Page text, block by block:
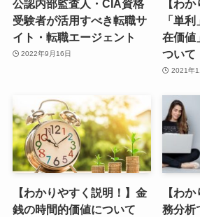
公認内部監査人・CIA資格
受験者が活用すべき転職サ
イト・転職エージェント
2022年9月16日
【わ
「単
在価値
ついて
2021年
【わかりやすく説明！】金
銭の時間的価値について
【わ
務分析